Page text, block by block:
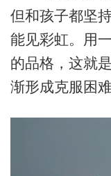
但和孩子都坚
能见彩虹。用
的品格，这就
渐形成克服困